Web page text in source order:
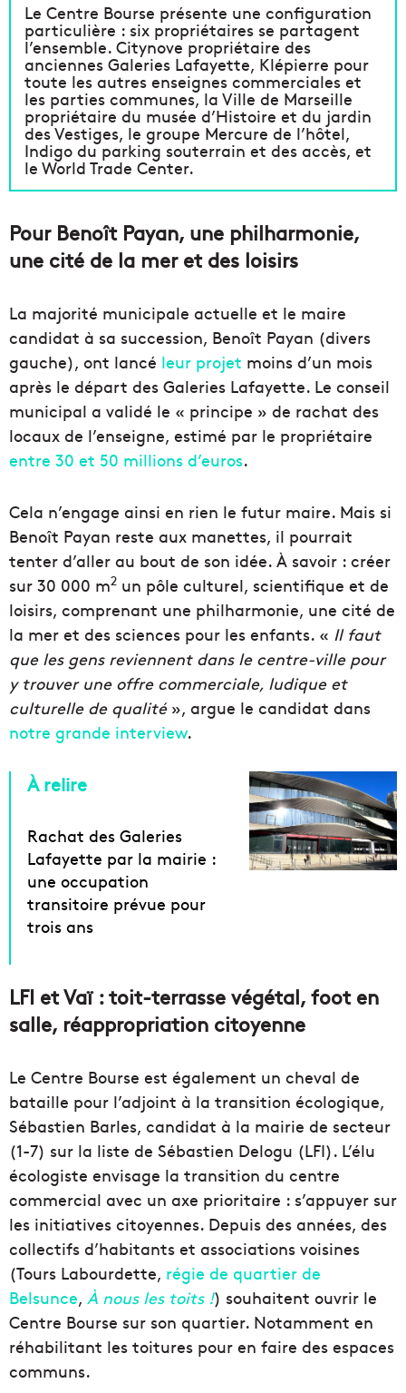
Le Centre Bourse présente une configuration
particulière : six propriétaires se partagent
l’ensemble. Citynove propriétaire des
anciennes Galeries Lafayette, Klépierre pour
toute les autres enseignes commerciales et
les parties communes, la Ville de Marseille
propriétaire du musée d’Histoire et du jardin
des Vestiges, le groupe Mercure de l’hôtel,
Indigo du parking souterrain et des accès, et
le World Trade Center.
Pour Benoît Payan, une philharmonie,
une cité de la mer et des loisirs
La majorité municipale actuelle et le maire
candidat à sa succession, Benoît Payan (divers
gauche), ont lancé leur projet moins d’un mois
après le départ des Galeries Lafayette. Le conseil
municipal a validé le « principe » de rachat des
locaux de l’enseigne, estimé par le propriétaire
entre 30 et 50 millions d’euros.
Cela n’engage ainsi en rien le futur maire. Mais si
Benoît Payan reste aux manettes, il pourrait
tenter d’aller au bout de son idée. À savoir : créer
sur 30 000 m2 un pôle culturel, scientifique et de
loisirs, comprenant une philharmonie, une cité de
la mer et des sciences pour les enfants. « Il faut
que les gens reviennent dans le centre-ville pour
y trouver une offre commerciale, ludique et
culturelle de qualité», argue le candidat dans
notre grande interview.
À relire
Rachat des Galeries
Lafayette par la mairie :
une occupation
transitoire prévue pour
trois ans
LFI et Vaï : toit-terrasse végétal, foot en
salle, réappropriation citoyenne
Le Centre Bourse est également un cheval de
bataille pour l’adjoint à la transition écologique,
Sébastien Barles, candidat à la mairie de secteur
(1-7) sur la liste de Sébastien Delogu (LFI). L’élu
écologiste envisage la transition du centre
commercial avec un axe prioritaire : s’appuyer sur
les initiatives citoyennes. Depuis des années, des
collectifs d’habitants et associations voisines
(Tours Labourdette, régie de quartier de
Belsunce, À nous les toits !) souhaitent ouvrir le
Centre Bourse sur son quartier. Notamment en
réhabilitant les toitures pour en faire des espaces
communs.